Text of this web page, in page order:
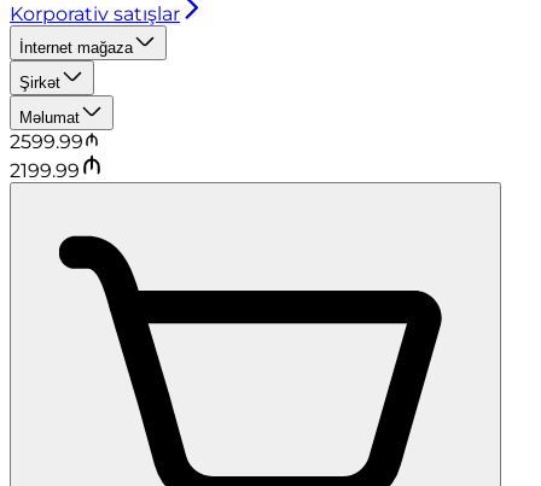
Korporativ satışlar
İnternet mağaza
Şirkət
Məlumat
2599.99
2199.99